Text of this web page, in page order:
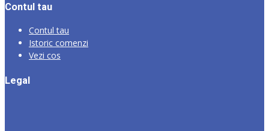
Contul tau
Contul tau
Istoric comenzi
Vezi cos
Legal